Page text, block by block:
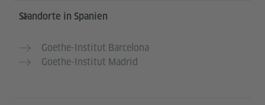
Service- und Informationsbereich
Standorte in Spanien
Goethe-Institut Barcelona
Goethe-Institut Madrid